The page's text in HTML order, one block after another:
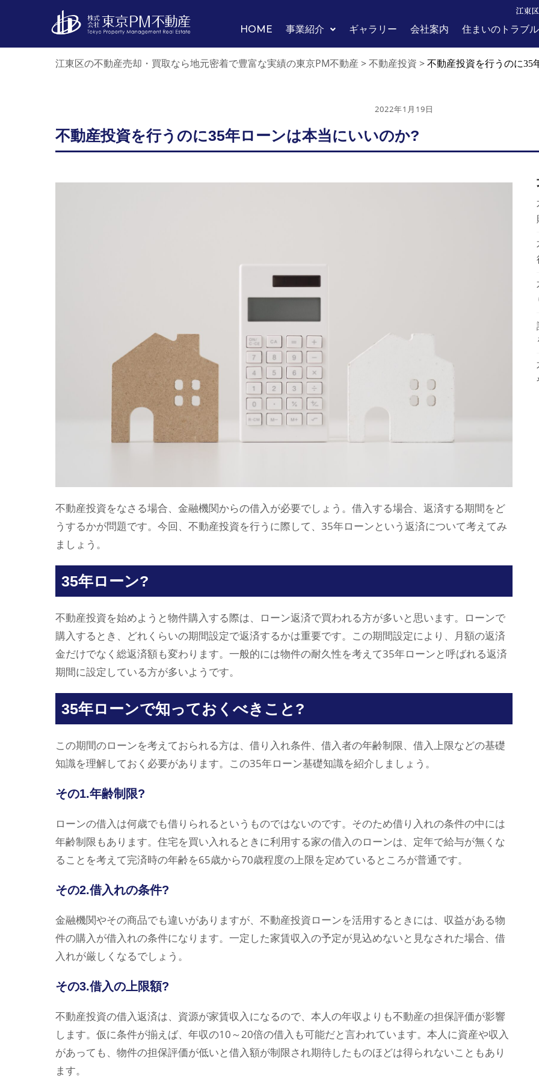
江東
HOME
事業紹介 ギャラリー 会社案内 住まいのトラブ
江東区の不動産売却・買取なら地元密着で豊富な実績の東京PM不動産 > 不動産投資 > 不動産投資を行うのに35
2022年1月19日
不動産投資を行うのに35年ローンは本当にいいのか?
不動産投資をなさる場合、金融機関からの借入が必要でしょう。借入する場合、返済する期間をど
うするかが問題です。今回、不動産投資を行うに際して、35年ローンという返済について考えてみ
ましょう。
35年ローン?
不動産投資を始めようと物件購入する際は、ローン返済で買われる方が多いと思います。ローンで
購入するとき、どれくらいの期間設定で返済するかは重要です。この期間設定により、月額の返済
金だけでなく総返済額も変わります。一般的には物件の耐久性を考えて35年ローンと呼ばれる返済
期間に設定している方が多いようです。
35年ローンで知っておくべきこと?
この期間のローンを考えておられる方は、借り入れ条件、借入者の年齢制限、借入上限などの基礎
知識を理解しておく必要があります。この35年ローン基礎知識を紹介しましょう。
その1.年齢制限?
ローンの借入は何歳でも借りられるというものではないのです。そのため借り入れの条件の中には
年齢制限もあります。住宅を買い入れるときに利用する家の借入のローンは、定年で給与が無くな
ることを考えて完済時の年齢を65歳から70歳程度の上限を定めているところが普通です。
その2.借入れの条件?
金融機関やその商品でも違いがありますが、不動産投資ローンを活用するときには、収益がある物
件の購入が借入れの条件になります。一定した家賃収入の予定が見込めないと見なされた場合、借
入れが厳しくなるでしょう。
その3.借入の上限額?
不動産投資の借入返済は、資源が家賃収入になるので、本人の年収よりも不動産の担保評価が影響
します。仮に条件が揃えば、年収の10～20倍の借入も可能だと言われています。本人に資産や収入
があっても、物件の担保評価が低いと借入額が制限され期待したものほどは得られないこともあり
ます。